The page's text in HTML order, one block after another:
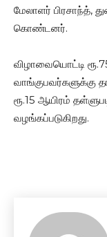
மேலாளர் பிரசாந்த்,
கொண்டனர்.
விழாவையொட்டி
வாங்குபவர்களுக்கு
ரூ.15 ஆயிரம்
வழங்கப்படுகிறது.